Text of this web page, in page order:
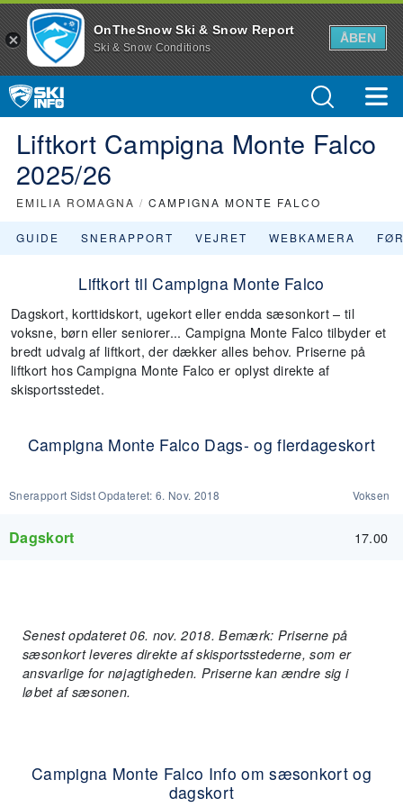
OnTheSnow Ski & Snow Report
Ski & Snow Conditions
ÅBEN
Liftkort Campigna Monte Falco
2025/26
EMILIA ROMAGNA / CAMPIGNA MONTE FALCO
GUIDE SNERAPPORT VEJRET WEBKAMERA
Liftkort til Campigna Monte Falco
Dagskort, korttidskort, ugekort eller endda sæsonkort – til
voksne, børn eller seniorer... Campigna Monte Falco tilbyder et
bredt udvalg af liftkort, der dækker alles behov. Priserne på
liftkort hos Campigna Monte Falco er oplyst direkte af
skisportsstedet.
Campigna Monte Falco Dags- og flerdageskort
Snerapport Sidst Opdateret: 6. Nov. 2018 Voksen
Dagskort 17.00
Senest opdateret 06. nov. 2018. Bemærk: Priserne på
sæsonkort leveres direkte af skisportsstederne, som er
ansvarlige for nøjagtigheden. Priserne kan ændre sig i
løbet af sæsonen.
Campigna Monte Falco Info om sæsonkort og
dagskort